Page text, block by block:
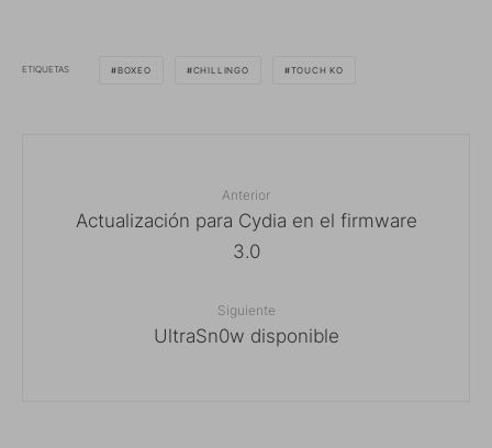
ETIQUETAS BOXEO CHILLINGO TOUCH KO
Anterior
Actualización para Cydia en el firmware
3.0
Siguiente
UltraSn0w disponible